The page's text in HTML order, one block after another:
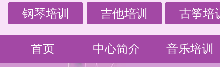
钢琴培训 吉他培训 古筝培
首页 中心简介 音乐培训